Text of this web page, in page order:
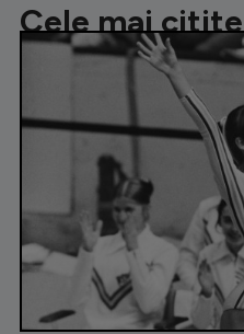
Cele mai citite